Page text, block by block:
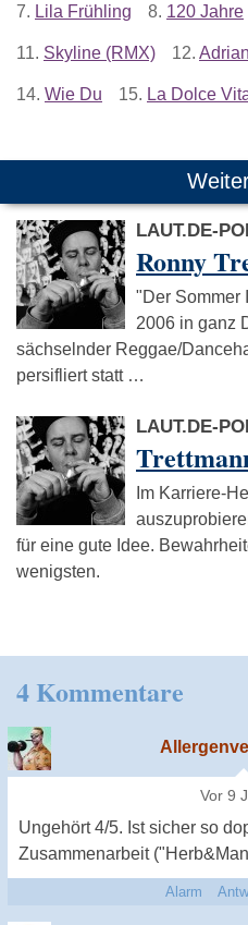
7. Lila Frühling 8. 120 Jahre
11. Skyline (RMX) 12.
14. Wie Du 15. La Dolce
LAUT.DE-
Ronny
"Der Sommer
2006 in ganz
sächselnder Reggae/
persifliert statt …
LAUT.DE-
Im Karriere-
für eine gute Idee.
wenigsten.
4 Kommentare
Vor 9
Ungehört 4/5. Ist sicher so
Zusammenarbeit
Alarm